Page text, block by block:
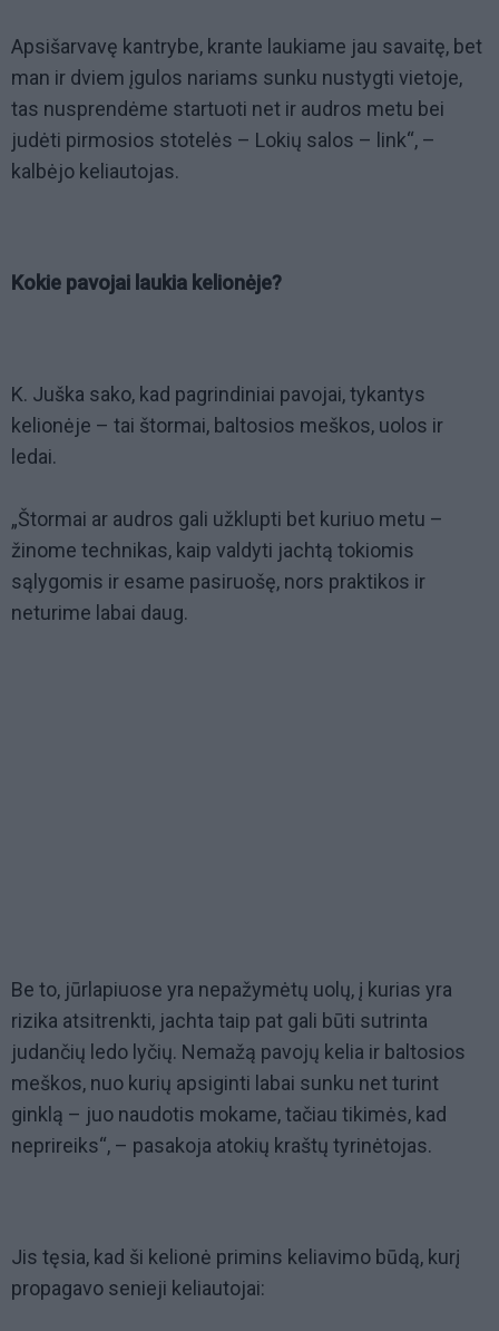
Apsišarvavę kantrybe, krante laukiame jau savaitę, bet
man ir dviem įgulos nariams sunku nustygti vietoje,
tas nusprendėme startuoti net ir audros metu bei
judėti pirmosios stotelės – Lokių salos – link“, –
kalbėjo keliautojas.
Kokie pavojai laukia kelionėje?
K. Juška sako, kad pagrindiniai pavojai, tykantys
kelionėje – tai štormai, baltosios meškos, uolos ir
ledai.
„Štormai ar audros gali užklupti bet kuriuo metu –
žinome technikas, kaip valdyti jachtą tokiomis
sąlygomis ir esame pasiruošę, nors praktikos ir
neturime labai daug.
Be to, jūrlapiuose yra nepažymėtų uolų, į kurias yra
rizika atsitrenkti, jachta taip pat gali būti sutrinta
judančių ledo lyčių. Nemažą pavojų kelia ir baltosios
meškos, nuo kurių apsiginti labai sunku net turint
ginklą – juo naudotis mokame, tačiau tikimės, kad
neprireiks“, – pasakoja atokių kraštų tyrinėtojas.
Jis tęsia, kad ši kelionė primins keliavimo būdą, kurį
propagavo senieji keliautojai: